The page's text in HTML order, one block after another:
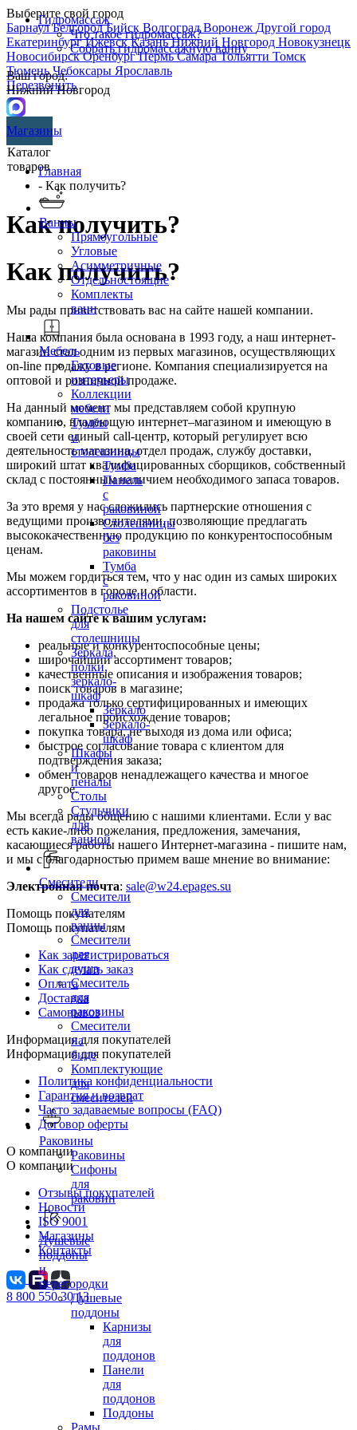
Выберите свой город
БарнаулБелгородБийск ВолгоградВоронеж Другой город
ЕкатеринбургИжевскКазаньНижний Новгород Новокузнецк
НовосибирскОренбургПермьСамараТольятти Томск
ТюменьЧебоксары Ярославль
Перезвонить
Гидромассаж
Что такое гидромассаж?
Собрать гидромассажную ванну
Ваш город:
Нижний Новгород
Магазины
Каталог
товаров
Ванны
Прямоугольные
Угловые
Асимметричные
Отдельностоящие
Комплекты
ванн
Мебель
Готовые
интерьеры
Коллекции
мебели
Тумбы
и
столешницы
Тумба
Панель
с
раковиной
Столешницы
без
раковины
Тумба
с
раковиной
Подстолье
для
столешницы
Зеркала,
полки,
зеркало-
шкаф
Зеркало
Зеркало-
шкаф
Шкафы
и
пеналы
Столы
Стульчики
для
ванной
Смесители
Смесители
для
ванны
Смесители
для
душа
Смеситель
для
раковины
Смесители
на
биде
Комплектующие
для
смесителей
Раковины
Раковины
Сифоны
для
раковин
Душевые
поддоны
и
перегородки
Душевые
поддоны
Карнизы
для
поддонов
Панели
для
поддонов
Поддоны
Главная
- Как получить?
Как получить?
Как получить?
Мы рады приветствовать вас на сайте нашей компании.
Наша компания была основана в 1993 году, а наш интернет-
магазин стал одним из первых магазинов, осуществляющих
on-line продажу в регионе. Компания специализируется на
оптовой и розничной продаже.
На данный момент мы представляем собой крупную
компанию, владеющую интернет–магазином и имеющую в
своей сети единый call-центр, который регулирует всю
деятельность магазина, отдел продаж, службу доставки,
широкий штат квалифицированных сборщиков, собственный
склад c постоянным наличием необходимого запаса товаров.
За это время у нас сложились партнерские отношения с
ведущими производителями, позволяющие предлагать
высококачественную продукцию по конкурентоспособным
ценам.
Мы можем гордиться тем, что у нас один из самых широких
ассортиментов в городе и области.
На нашем сайте к вашим услугам:
реальные и конкурентоспособные цены;
широчайший ассортимент товаров;
качественные описания и изображения товаров;
поиск товаров в магазине;
продажа только сертифицированных и имеющих
легальное происхождение товаров;
покупка товара, не выходя из дома или офиса;
быстрое согласование товара с клиентом для
подтверждения заказа;
обмен товаров ненадлежащего качества и многое
другое.
Мы всегда рады общению с нашими клиентами. Если у вас
есть какие-либо пожелания, предложения, замечания,
касающиеся работы нашего Интернет-магазина - пишите нам,
и мы с благодарностью примем ваше мнение во внимание:
Электронная почта: sale@w24.epages.su
Помощь покупателям
Помощь покупателям
Как зарегистрироваться
Как сделать заказ
Оплата
Доставка
Самовывоз
Информация для покупателей
Информация для покупателей
Политика конфиденциальности
Гарантия и возврат
Часто задаваемые вопросы (FAQ)
Договор оферты
О компании
О компании
Отзывы покупателей
Новости
ISO 9001
Магазины
Контакты
8 800 550 30 13